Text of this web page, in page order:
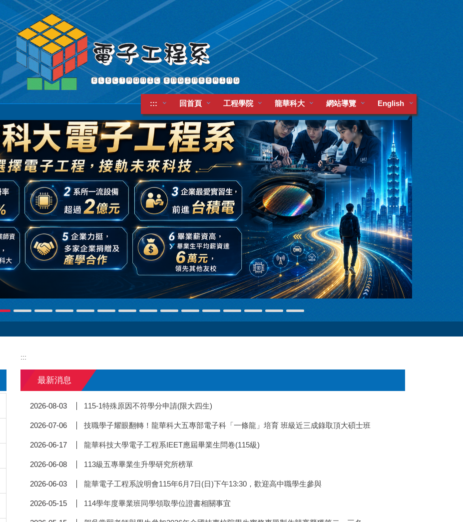
::: 回首頁 工程學院 龍華科大 網站導覽 English
:::
最新消息
2026-08-03 115-1特殊原因不符學分申請(限大四生)
2026-07-06 技職學子耀眼翻轉！龍華科大五專部電子科「一條龍」培育 班級近三成錄取頂大碩士班
2026-06-17 龍華科技大學電子工程系IEET應屆畢業生問卷(115級)
2026-06-08 113級五專畢業生升學研究所榜單
2026-06-03 龍華電子工程系說明會115年6月7日(日)下午13:30，歡迎高中職學生參與
2026-05-15 114學年度畢業班同學領取學位證書相關事宜